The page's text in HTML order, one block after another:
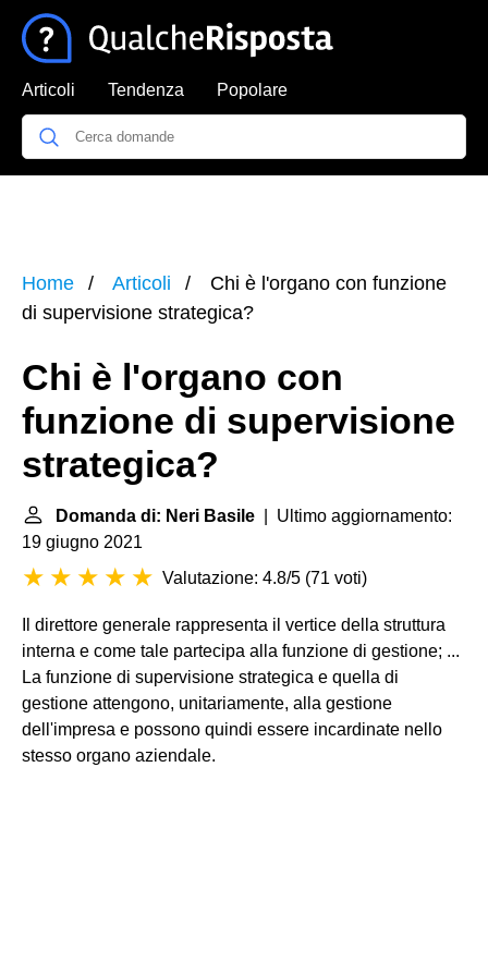
Articoli Tendenza Popolare
Home Articoli
Chi è l'organo con funzione
di supervisione strategica?
Chi è l'organo con
funzione di supervisione
strategica?
Domanda di: Neri Basile | Ultimo aggiornamento:
19 giugno 2021
Valutazione: 4.8/5 (71 voti)
Il direttore generale rappresenta il vertice della struttura
interna e come tale partecipa alla funzione di gestione; ...
La funzione di supervisione strategica e quella di
gestione attengono, unitariamente, alla gestione
dell'impresa e possono quindi essere incardinate nello
stesso organo aziendale.